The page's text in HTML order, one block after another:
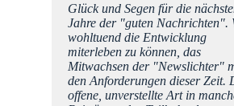
Glück und Segen für die
Jahre der "guten Nachrichten".
wohltuend die Entwicklung
miterleben zu können, das
Mitwachsen der "Newslichter"
den Anforderungen dieser Zeit.
offene, unverstellte Art in